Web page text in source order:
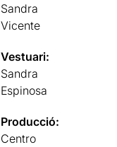
Sandra
Vicente
Vestuari:
Sandra
Espinosa
Producció:
Centro